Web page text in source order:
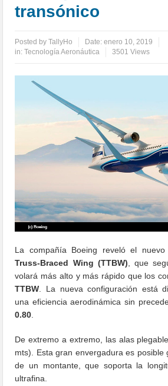
transónico
Posted byTallyHo Date:enero 10, 2019
in:Tecnología Aeronáutica 3501 Views
La compañía Boeing reveló el nuevo
Truss-Braced Wing (TTBW) , que
volará más alto y más rápido que los
TTBW . La nueva configuración está
una eficiencia aerodinámica sin
0.80
De extremo a extremo, las alas
mts). Esta gran envergadura es posible
de un montante, que soporta la
ultrafina.